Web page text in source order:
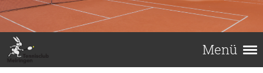
Menü